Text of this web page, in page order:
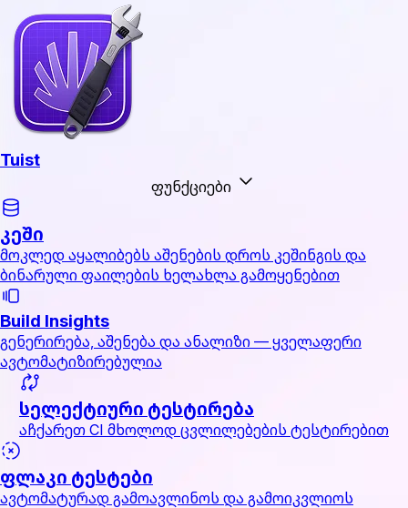
Tuist
ფუნქციები
კეში
მოკლედ აყალიბებს აშენების დროს კეშინგის და
ბინარული ფაილების ხელახლა გამოყენებით
Build Insights
გენერირება, აშენება და ანალიზი — ყველაფერი
ავტომატიზირებულია
სელექტიური ტესტირება
აჩქარეთ CI მხოლოდ ცვლილებების ტესტირებით
ფლაკი ტესტები
ავტომატურად გამოავლინოს და გამოიკვლიოს